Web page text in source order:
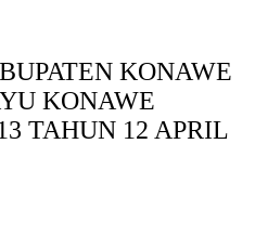
KONAWE
KONAWE
TAHUN 12 APRIL